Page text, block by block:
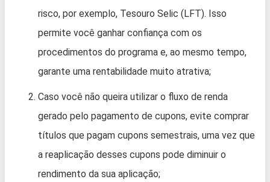
risco, por exemplo, Tesouro Selic (LFT). Isso
permite você ganhar confiança com os
procedimentos do programa e, ao mesmo tempo,
garante uma rentabilidade muito atrativa;
Caso você não queira utilizar o fluxo de renda
gerado pelo pagamento de cupons, evite comprar
títulos que pagam cupons semestrais, uma vez que
a reaplicação desses cupons pode diminuir o
rendimento da sua aplicação;